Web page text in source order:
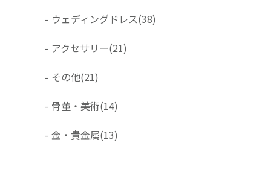
- ウェディングドレス(38)
- アクセサリー(21)
- その他(21)
- 骨董・美術(14)
- 金・貴金属(13)